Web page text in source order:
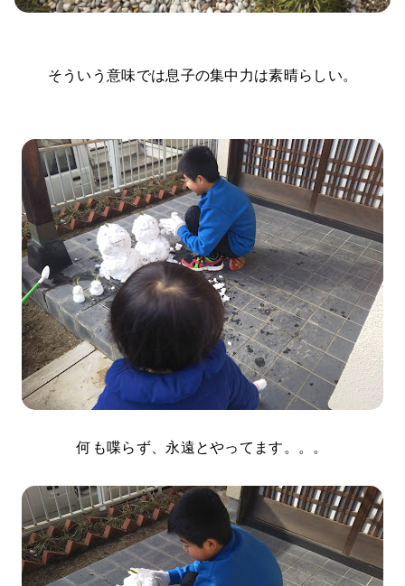
そういう意味では息子の集中力は素晴らしい。
何も喋らず、永遠とやってます。。。